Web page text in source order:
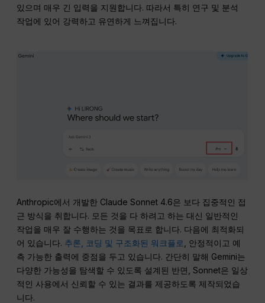
있으며 매우 긴 입력을 지원합니다. 따라서 특히 연구 및 분석
작업에 있어 강력하고 유연하게 느껴집니다.
Anthropic에서 개발한 Claude Sonnet 4.6은 보다 집중적인 접
근 방식을 취합니다. 모든 것을 다 하려고 하는 대신 일반적인
작업을 매우 잘 수행하는 것을 목표로 합니다. 다음에 최적화되
어 있습니다. 추론, 코딩 및 구조화된 워크플로
, 안정적이고 예
측 가능한 출력에 중점을 두고 있습니다. 간단히 말해 Gemini는
다양한 가능성을 탐색할 수 있도록 설계된 반면, Sonnet은 일상
적인 사용에서 신뢰할 수 있는 결과를 제공하도록 제작되었습
니다.